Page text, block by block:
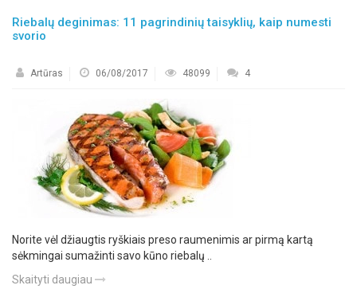
Riebalų deginimas: 11 pagrindinių taisyklių, kaip numesti
svorio
Artūras 06/08/2017 48099 4
Norite vėl džiaugtis ryškiais preso raumenimis ar pirmą kartą
sėkmingai sumažinti savo kūno riebalų ..
Skaityti daugiau